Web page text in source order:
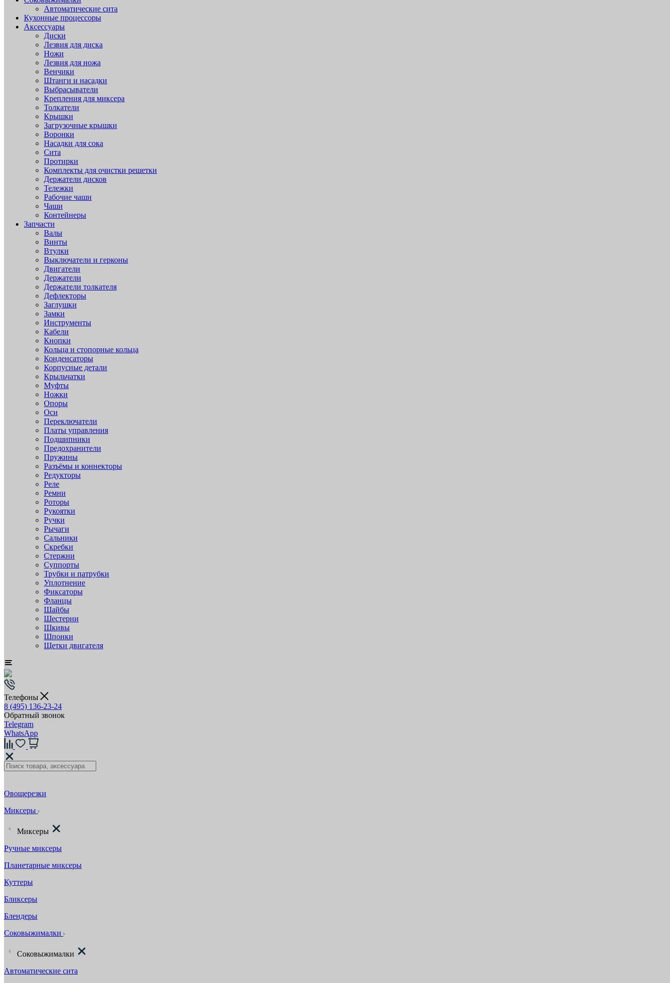
Автоматические сита
Кухонные процессоры
Аксессуары
Диски
Лезвия для диска
Ножи
Лезвия для ножа
Венчики
Штанги и насадки
Выбрасыватели
Крепления для миксера
Толкатели
Крышки
Загрузочные крышки
Воронки
Насадки для сока
Сита
Протирки
Комплекты для очистки решетки
Держатели дисков
Тележки
Рабочие чаши
Чаши
Контейнеры
Запчасти
Валы
Винты
Втулки
Выключатели и герконы
Двигатели
Держатели
Держатели толкателя
Дефлекторы
Заглушки
Замки
Инструменты
Кабели
Кнопки
Кольца и стопорные кольца
Конденсаторы
Корпусные детали
Крыльчатки
Муфты
Ножки
Опоры
Оси
Переключатели
Платы управления
Подшипники
Предохранители
Пружины
Разъёмы и коннекторы
Редукторы
Реле
Ремни
Роторы
Рукоятки
Ручки
Рычаги
Сальники
Скребки
Стержни
Суппорты
Трубки и патрубки
Уплотнение
Фиксаторы
Фланцы
Шайбы
Шестерни
Шкивы
Шпонки
Щетки двигателя
Телефоны
8 (495) 136-23-24
Обратный звонок
Telegram
WhatsApp
Овощерезки
Миксеры
Миксеры
Ручные миксеры
Планетарные миксеры
Куттеры
Бликсеры
Блендеры
Соковыжималки
Соковыжималки
Автоматические сита